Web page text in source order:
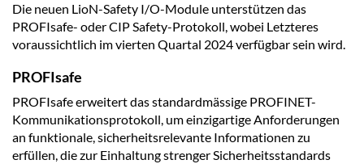
Die neuen LioN-Safety I/O-Module unterstützen das
PROFIsafe- oder CIP Safety-Protokoll, wobei Letzteres
voraussichtlich im vierten Quartal 2024 verfügbar sein wird.
PROFIsafe
PROFIsafe erweitert das standardmässige PROFINET-
Kommunikationsprotokoll, um einzigartige Anforderungen
an funktionale, sicherheitsrelevante Informationen zu
erfüllen, die zur Einhaltung strenger Sicherheitsstandards